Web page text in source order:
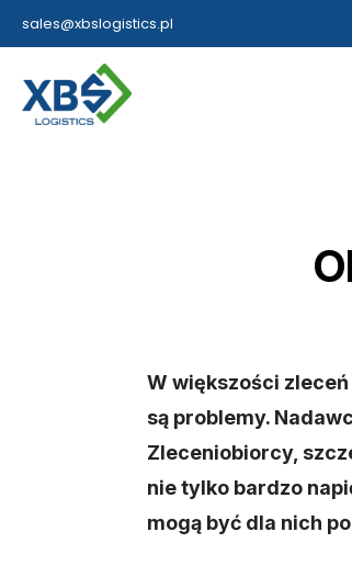
sales@xbslogistics.pl
W większości
są problemy.
Zleceniobiorcy,
nie tylko bardzo
mogą być dla nich